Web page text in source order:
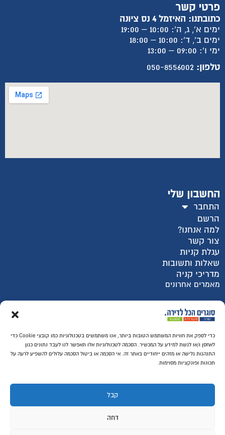
כדי לספק את חוויות המשתמש הטובות ביותר, אנו משתמשים בטכנולוגיות כמו קובצי Cookie כדי
לאחסן ו/או לגשת למידע על המכשיר. הסכמה לטכנולוגיות אלו תאפשר לנו לעבד נתונים כגון
התנהגות גלישה או מזהים ייחודיים באתר זה. אי הסכמה או ביטול הסכמה עלולים להשפיע לרעה על
תכונות ופונקציות מסוימות.
קבל
דחה
פרטי קשר
כתובתנו: האיזמל 4 נס ציונה
ימים א', ג, ה': 10:00 – 19:00
ימים ב', ד': 10:00 – 18:00
ימי ו': 09:00 – 13:00
טלפון: 050-8556002
החשבון שלי
התחבר
הרשם
למה אנחנו?
צור קשר
עגלת קניות
שאלות ותשובות
מדריכי קניה
מאמרים אחרונים
רכישה מאובטחת SSL